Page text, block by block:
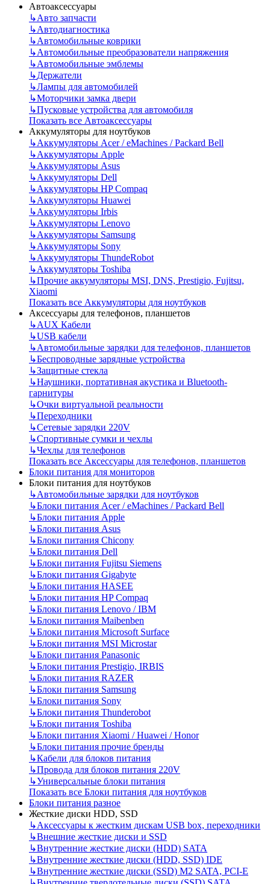
Автоаксессуары
↳Авто запчасти
↳Автодиагностика
↳Автомобильные коврики
↳Автомобильные преобразователи напряжения
↳Автомобильные эмблемы
↳Держатели
↳Лампы для автомобилей
↳Моторчики замка двери
↳Пусковые устройства для автомобиля
Показать все Автоаксессуары
Аккумуляторы для ноутбуков
↳Аккумуляторы Acer / eMachines / Packard Bell
↳Аккумуляторы Apple
↳Аккумуляторы Asus
↳Аккумуляторы Dell
↳Аккумуляторы HP Compaq
↳Аккумуляторы Huawei
↳Аккумуляторы Irbis
↳Аккумуляторы Lenovo
↳Аккумуляторы Samsung
↳Аккумуляторы Sony
↳Аккумуляторы ThundeRobot
↳Аккумуляторы Toshiba
↳Прочие аккумуляторы MSI, DNS, Prestigio, Fujitsu,
Xiaomi
Показать все Аккумуляторы для ноутбуков
Аксессуары для телефонов, планшетов
↳AUX Кабели
↳USB кабели
↳Автомобильные зарядки для телефонов, планшетов
↳Беспроводные зарядные устройства
↳Защитные стекла
↳Наушники, портативная акустика и Bluetooth-
гарнитуры
↳Очки виртуальной реальности
↳Переходники
↳Сетевые зарядки 220V
↳Спортивные сумки и чехлы
↳Чехлы для телефонов
Показать все Аксессуары для телефонов, планшетов
Блоки питания для мониторов
Блоки питания для ноутбуков
↳Автомобильные зарядки для ноутбуков
↳Блоки питания Acer / eMachines / Packard Bell
↳Блоки питания Apple
↳Блоки питания Asus
↳Блоки питания Chicony
↳Блоки питания Dell
↳Блоки питания Fujitsu Siemens
↳Блоки питания Gigabyte
↳Блоки питания HASEE
↳Блоки питания HP Compaq
↳Блоки питания Lenovo / IBM
↳Блоки питания Maibenben
↳Блоки питания Microsoft Surface
↳Блоки питания MSI Microstar
↳Блоки питания Panasonic
↳Блоки питания Prestigio, IRBIS
↳Блоки питания RAZER
↳Блоки питания Samsung
↳Блоки питания Sony
↳Блоки питания Thunderobot
↳Блоки питания Toshiba
↳Блоки питания Xiaomi / Huawei / Honor
↳Блоки питания прочие бренды
↳Кабели для блоков питания
↳Провода для блоков питания 220V
↳Универсальные блоки питания
Показать все Блоки питания для ноутбуков
Блоки питания разное
Жесткие диски HDD, SSD
↳Аксессуары к жестким дискам USB box, переходники
↳Внешние жесткие диски и SSD
↳Внутренние жесткие диски (HDD) SATA
↳Внутренние жесткие диски (HDD, SSD) IDE
↳Внутренние жесткие диски (SSD) M2 SATA, PCI-E